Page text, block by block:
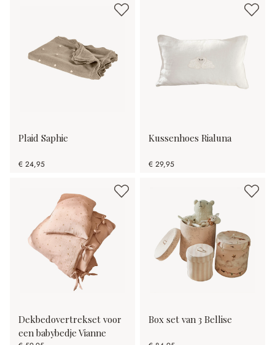
Plaid Saphie
€ 24,95
Kussenhoes Rialuna
€ 29,95
Dekbedovertrekset voor
een babybedje Vianne
Box set van 3 Bellise